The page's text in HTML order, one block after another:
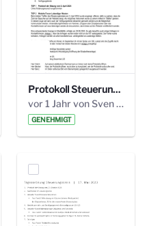
Protokoll Steuerungskreis_06.02.2025 .pdf
vor 1 Jahr von Sven Hitzler
GENEHMIGT